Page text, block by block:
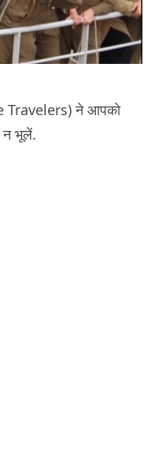
Travelers) ने आपको
न भूलें.